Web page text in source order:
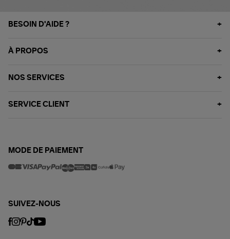
BESOIN D'AIDE ?
À PROPOS
NOS SERVICES
SERVICE CLIENT
MODE DE PAIEMENT
SUIVEZ-NOUS